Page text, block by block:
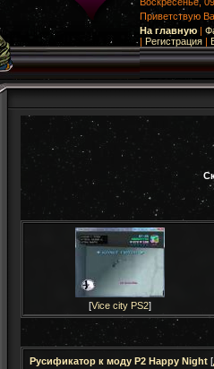
Приветствую
На главную |
| Регистрация |
[Vice city PS2]
Русификатор к моду P2 Happy Night[